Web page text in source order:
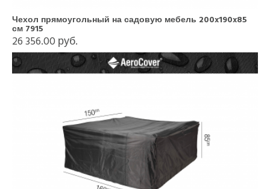
Чехол прямоугольный на садовую мебель 200x190x85
см 7915
26 356.00 руб.